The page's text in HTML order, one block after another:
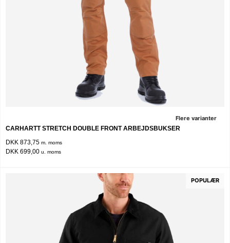
Flere varianter
CARHARTT STRETCH DOUBLE FRONT ARBEJDSBUKSER
DKK 873,75 m. moms
DKK 699,00 u. moms
POPULÆR